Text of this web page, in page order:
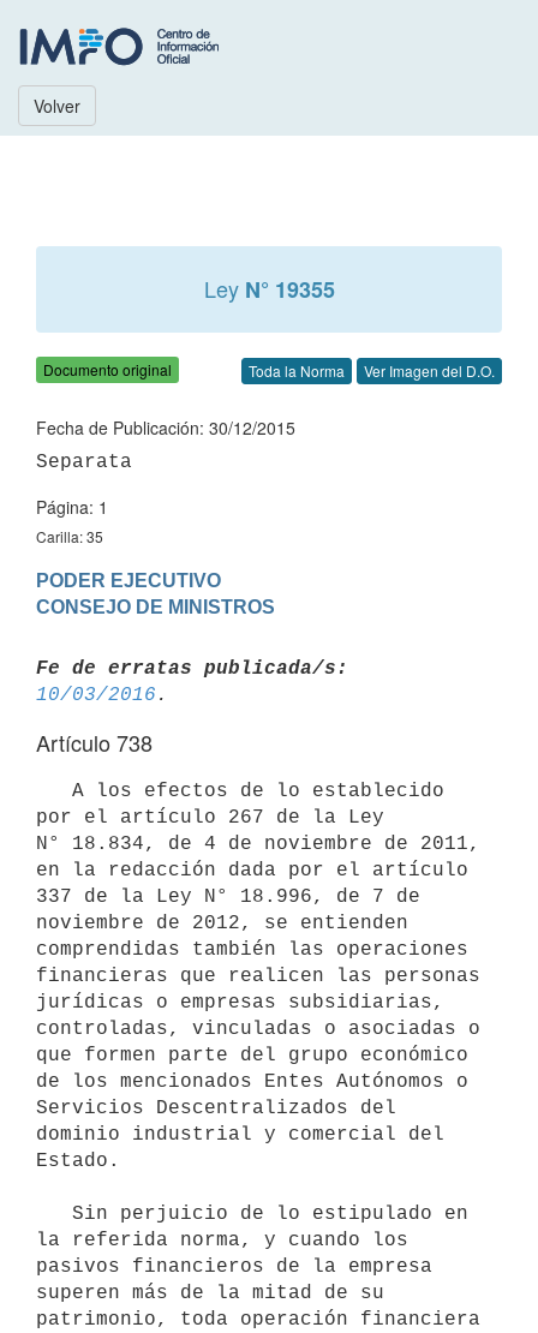
Volver
Ley N° 19355
Documento original Toda la Norma Ver Imagen del D.O.
Fecha de Publicación: 30/12/2015
Página: 1
Carilla: 35
PODER EJECUTIVO
Fe de erratas publicada/s:
10/03/2016
Artículo 738
por el artículo 267 de la Ley
N° 18.834, de 4 de noviembre de 2011,
en la redacción dada por el artículo
337 de la Ley N° 18.996, de 7 de
noviembre de 2012, se entienden
comprendidas también las operaciones
financieras que realicen las personas
jurídicas o empresas subsidiarias,
controladas, vinculadas o asociadas o
que formen parte del grupo económico
de los mencionados Entes Autónomos o
Servicios Descentralizados del
dominio industrial y comercial del
Estado.
la referida norma, y cuando los
pasivos financieros de la empresa
superen más de la mitad de su
patrimonio, toda operación financiera